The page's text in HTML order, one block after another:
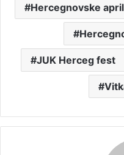
Hercegnovske
JUK Herceg fest